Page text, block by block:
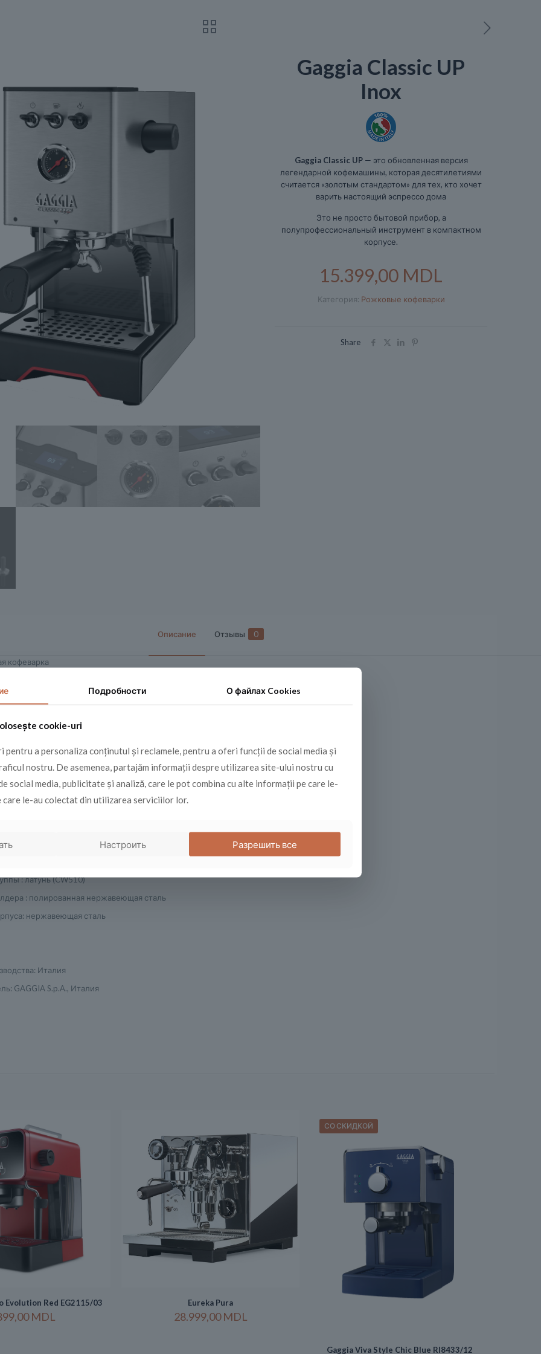
Gaggia Classic UP
Inox
Gaggia Classic UP— это обновленная версия
легендарной кофемашины, которая десятилетиями
считается «золотым стандартом» для тех, кто хочет
варить настоящий эспрессо дома
Это не просто бытовой прибор, а
полупрофессиональный инструмент в компактном
корпусе.
15.399,00 MDL
Категория: Рожковые кофеварки
Share
Описание Отзывы 0
кофеварка
: аналоговый
: 15 бар
: 9 бар
пар
воды: 2.1 л
выключение : да
: латунь (CW510)
: полированная нержавеющая сталь
нержавеющая сталь
Италия
GAGGIA S.p.A., Италия
Evolution Red EG2115/03
MDL
Eureka Pura
28.999,00MDL
СО СКИДКОЙ
Gaggia Viva Style Chic Blue RI8433/12
Подробности О файлах Cookies
cookie-uri
pentru a personaliza conținutul și reclamele, pentru a oferi funcții de social media și
nostru. De asemenea, partajăm informații despre utilizarea site-ului nostru cu
social media, publicitate și analiză, care le pot combina cu alte informații pe care le-
care le-au colectat din utilizarea serviciilor lor.
Настроить Разрешить все